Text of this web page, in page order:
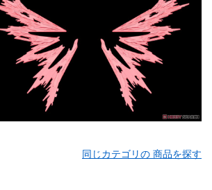
同じカテゴリの 商品を探す